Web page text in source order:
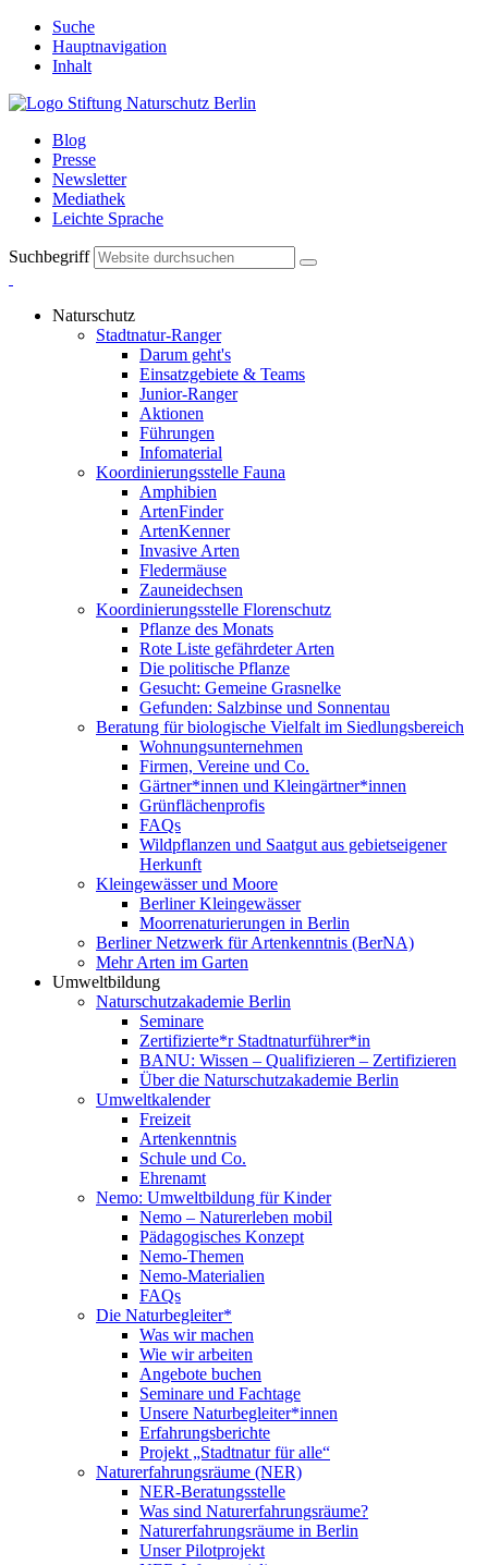
Suche
Hauptnavigation
Inhalt
Blog
Presse
Newsletter
Mediathek
Leichte Sprache
Suchbegriff
Naturschutz
Stadtnatur-Ranger
Darum geht's
Einsatzgebiete & Teams
Junior-Ranger
Aktionen
Führungen
Infomaterial
Koordinierungsstelle Fauna
Amphibien
ArtenFinder
ArtenKenner
Invasive Arten
Fledermäuse
Zauneidechsen
Koordinierungsstelle Florenschutz
Pflanze des Monats
Rote Liste gefährdeter Arten
Die politische Pflanze
Gesucht: Gemeine Grasnelke
Gefunden: Salzbinse und Sonnentau
Beratung für biologische Vielfalt im Siedlungsbereich
Wohnungsunternehmen
Firmen, Vereine und Co.
Gärtner*innen und Kleingärtner*innen
Grünflächenprofis
FAQs
Wildpflanzen und Saatgut aus gebietseigener
Herkunft
Kleingewässer und Moore
Berliner Kleingewässer
Moorrenaturierungen in Berlin
Berliner Netzwerk für Artenkenntnis (BerNA)
Mehr Arten im Garten
Umweltbildung
Naturschutzakademie Berlin
Seminare
Zertifizierte*r Stadtnaturführer*in
BANU: Wissen – Qualifizieren – Zertifizieren
Über die Naturschutzakademie Berlin
Umweltkalender
Freizeit
Artenkenntnis
Schule und Co.
Ehrenamt
Nemo: Umweltbildung für Kinder
Nemo – Naturerleben mobil
Pädagogisches Konzept
Nemo-Themen
Nemo-Materialien
FAQs
Die Naturbegleiter*
Was wir machen
Wie wir arbeiten
Angebote buchen
Seminare und Fachtage
Unsere Naturbegleiter*innen
Erfahrungsberichte
Projekt „Stadtnatur für alle“
Naturerfahrungsräume (NER)
NER-Beratungsstelle
Was sind Naturerfahrungsräume?
Naturerfahrungsräume in Berlin
Unser Pilotprojekt